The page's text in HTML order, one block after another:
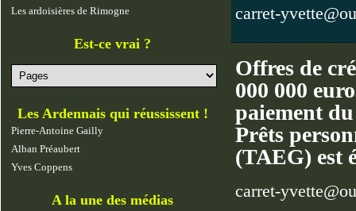
Les ardoisières de Rimogne
Est-ce vrai ?
Les Ardennais qui réussissent !
Pierre-Antoine Gailly
Alban Préaubert
Yves Coppens
A la une des médias
carret-
Offres de
000 000
paiement
Prêts
(TAEG) est
carret-